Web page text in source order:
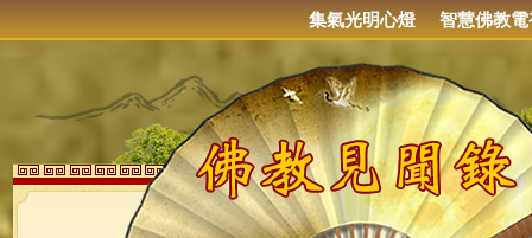
集氣光明心燈 智慧佛教電